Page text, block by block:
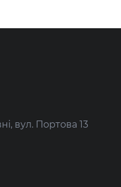
вул. Портова 13